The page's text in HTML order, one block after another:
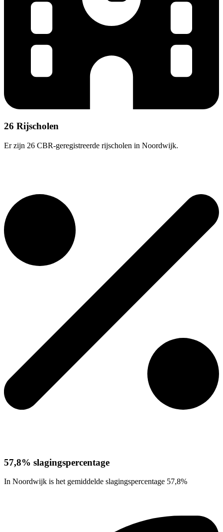
26 Rijscholen
Er zijn 26 CBR-geregistreerde rijscholen in Noordwijk.
57,8% slagingspercentage
In Noordwijk is het gemiddelde slagingspercentage 57,8%